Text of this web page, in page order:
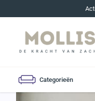
Categorieën